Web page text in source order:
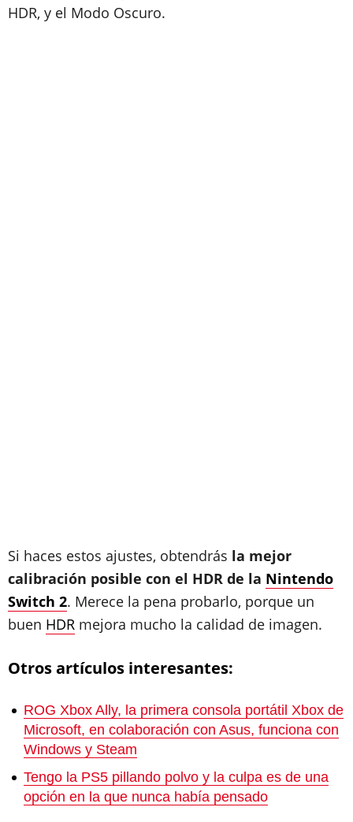
HDR, y el Modo Oscuro.
Si haces estos ajustes, obtendrás la mejor
calibración posible con el HDR de la Nintendo
Switch 2. Merece la pena probarlo, porque un
buen HDR mejora mucho la calidad de imagen.
Otros artículos interesantes:
ROG Xbox Ally, la primera consola portátil Xbox de
Microsoft, en colaboración con Asus, funciona con
Windows y Steam
Tengo la PS5 pillando polvo y la culpa es de una
opción en la que nunca había pensado